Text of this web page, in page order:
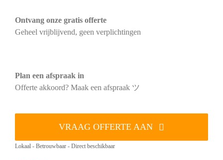
Ontvang onze gratis offerte
Geheel vrijblijvend, geen verplichtingen
Plan een afspraak in
Offerte akkoord? Maak een afspraak ツ
VRAAG OFFERTE AAN
Lokaal - Betrouwbaar - Direct beschikbaar